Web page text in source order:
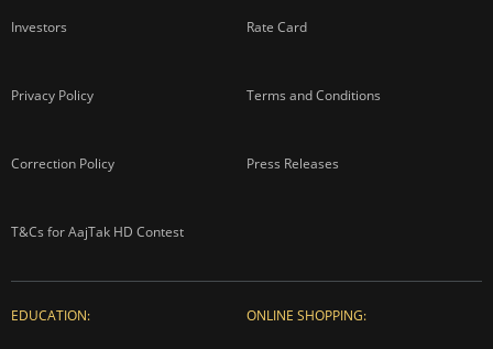
Investors Rate Card
Privacy Policy Terms and Conditions
Correction Policy Press Releases
T&Cs for AajTak HD Contest
EDUCATION: ONLINE SHOPPING: